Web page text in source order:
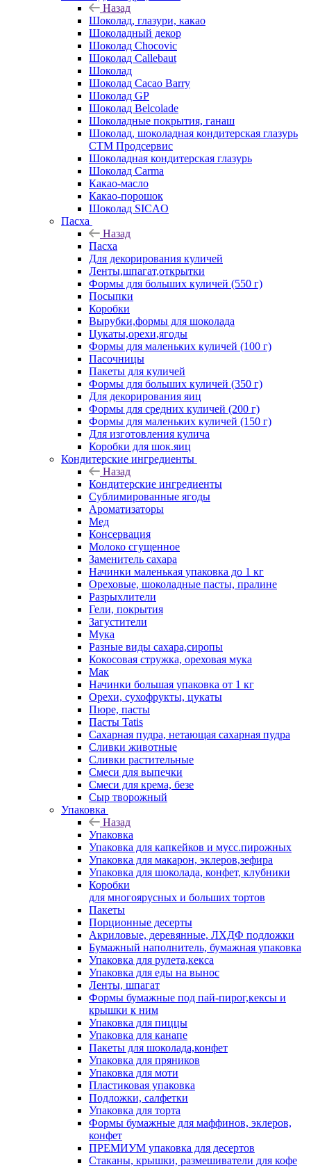
Назад
Шоколад, глазури, какао
Шоколадный декор
Шоколад Chocovic
Шоколад Callebaut
Шоколад
Шоколад Cacao Barry
Шоколад GP
Шоколад Belcolade
Шоколадные покрытия, ганаш
Шоколад, шоколадная кондитерская глазурь
СТМ Продсервис
Шоколадная кондитерская глазурь
Шоколад Carma
Какао-масло
Какао-порошок
Шоколад SICAO
Пасха
Назад
Пасха
Для декорирования куличей
Ленты,шпагат,открытки
Формы для больших куличей (550 г)
Посыпки
Коробки
Вырубки,формы для шоколада
Цукаты,орехи,ягоды
Формы для маленьких куличей (100 г)
Пасочницы
Пакеты для куличей
Формы для больших куличей (350 г)
Для декорирования яиц
Формы для средних куличей (200 г)
Формы для маленьких куличей (150 г)
Для изготовления кулича
Коробки для шок.яиц
Кондитерские ингредиенты
Назад
Кондитерские ингредиенты
Сублимированные ягоды
Ароматизаторы
Мед
Консервация
Молоко сгущенное
Заменитель сахара
Начинки маленькая упаковка до 1 кг
Ореховые, шоколадные пасты, пралине
Разрыхлители
Гели, покрытия
Загустители
Мука
Разные виды сахара,сиропы
Кокосовая стружка, ореховая мука
Мак
Начинки большая упаковка от 1 кг
Орехи, сухофрукты, цукаты
Пюре, пасты
Пасты Tatis
Сахарная пудра, нетающая сахарная пудра
Сливки животные
Сливки растительные
Смеси для выпечки
Смеси для крема, безе
Сыр творожный
Упаковка
Назад
Упаковка
Упаковка для капкейков и мусс.пирожных
Упаковка для макарон, эклеров,зефира
Упаковка для шоколада, конфет, клубники
Коробки
для многоярусных и больших тортов
Пакеты
Порционные десерты
Акриловые, деревянные, ЛХДФ подложки
Бумажный наполнитель, бумажная упаковка
Упаковка для рулета,кекса
Упаковка для еды на вынос
Ленты, шпагат
Формы бумажные под пай-пирог,кексы и
крышки к ним
Упаковка для пиццы
Упаковка для канапе
Пакеты для шоколада,конфет
Упаковка для пряников
Упаковка для моти
Пластиковая упаковка
Подложки, салфетки
Упаковка для торта
Формы бумажные для маффинов, эклеров,
конфет
ПРЕМИУМ упаковка для десертов
Стаканы, крышки, размешиватели для кофе